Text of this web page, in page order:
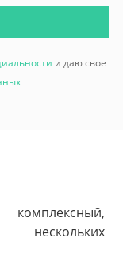
и даю свое
нескольких